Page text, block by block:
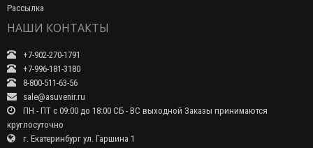
Рассылка
НАШИ КОНТАКТЫ
+7-902-270-1791
+7-996-181-3180
8-800-511-63-56
sale@asuvenir.ru
ПН - ПТ с 09:00 до 18:00 СБ - ВС выходной Заказы принимаются
круглосуточно
г. Екатеринбург ул. Гаршина 1